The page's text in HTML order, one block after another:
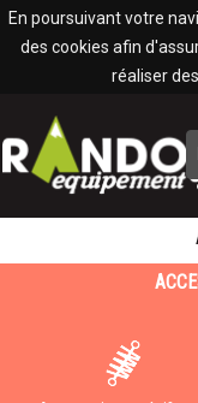
En poursuivant votre
des cookies afin
réaliser
Panneau de gestion des